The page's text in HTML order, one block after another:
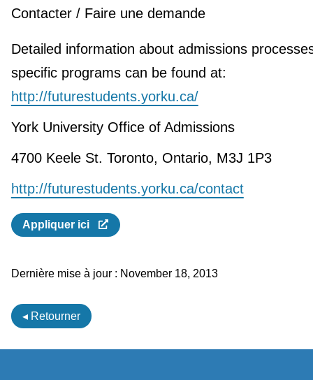
Contacter / Faire une demande
Detailed information about admissions
specific programs can be found at:
http://futurestudents.yorku.ca/
York University Office of Admissions
4700 Keele St. Toronto, Ontario, M3J 1P3
http://futurestudents.yorku.ca/contact
Appliquer ici
Dernière mise à jour : November 18, 2013
◂ Retourner